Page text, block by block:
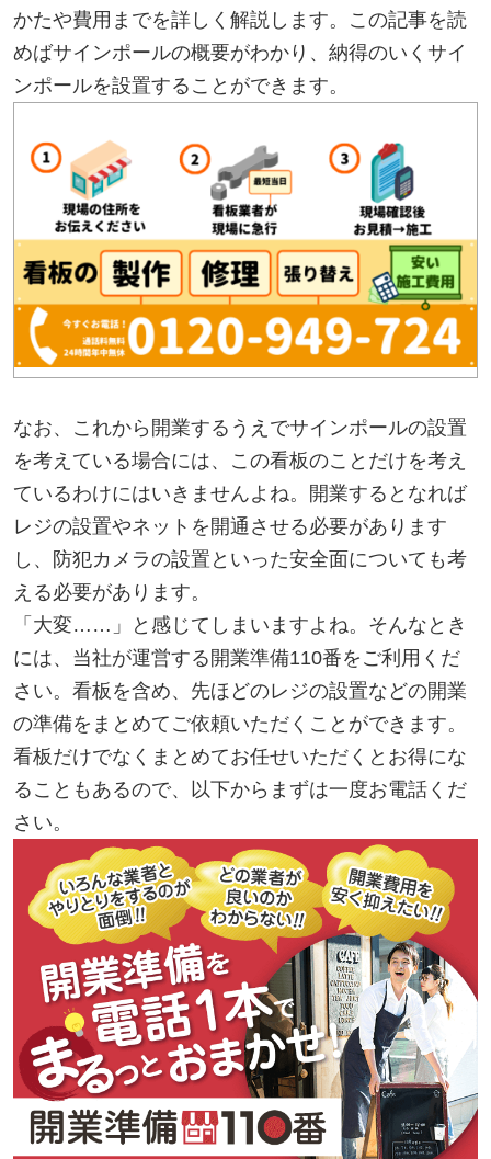
かたや費用までを詳しく解説します。この記事を読
めばサインポールの概要がわかり、納得のいくサイ
ンポールを設置することができます。
なお、これから開業するうえでサインポールの設置
を考えている場合には、この看板のことだけを考え
ているわけにはいきませんよね。開業するとなれば
レジの設置やネットを開通させる必要があります
し、防犯カメラの設置といった安全面についても考
える必要があります。
「大変……」と感じてしまいますよね。そんなとき
には、当社が運営する開業準備110番をご利用くだ
さい。看板を含め、先ほどのレジの設置などの開業
の準備をまとめてご依頼いただくことができます。
看板だけでなくまとめてお任せいただくとお得にな
ることもあるので、以下からまずは一度お電話くだ
さい。